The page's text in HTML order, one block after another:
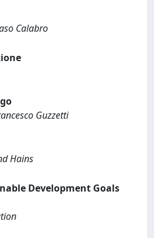
Calabro
Guzzetti
Hains
Development Goals